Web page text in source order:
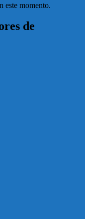
este momento.
de